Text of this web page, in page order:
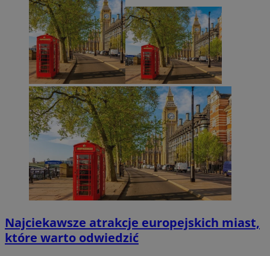
Najciekawsze atrakcje europejskich miast,
które warto odwiedzić